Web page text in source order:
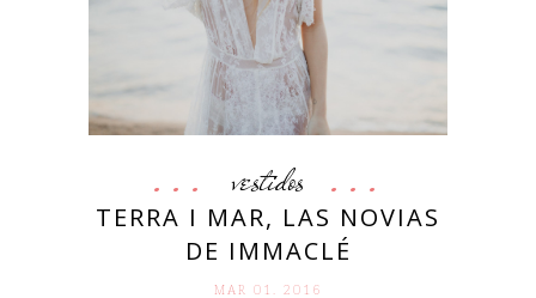
vestidos
TERRA I MAR, LAS NOVIAS
DE IMMACLÉ
MAR 01. 2016